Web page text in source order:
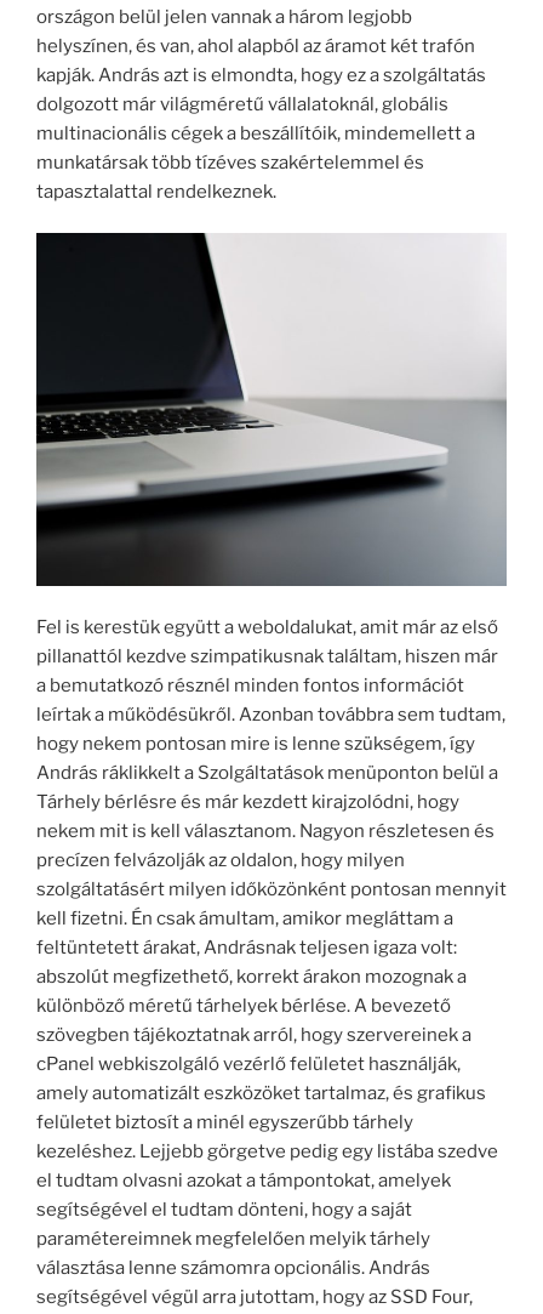
országon belül jelen vannak a három legjobb
helyszínen, és van, ahol alapból az áramot két trafón
kapják. András azt is elmondta, hogy ez a szolgáltatás
dolgozott már világméretű vállalatoknál, globális
multinacionális cégek a beszállítóik, mindemellett a
munkatársak több tízéves szakértelemmel és
tapasztalattal rendelkeznek.
Fel is kerestük együtt a weboldalukat, amit már az első
pillanattól kezdve szimpatikusnak találtam, hiszen már
a bemutatkozó résznél minden fontos információt
leírtak a működésükről. Azonban továbbra sem tudtam,
hogy nekem pontosan mire is lenne szükségem, így
András ráklikkelt a Szolgáltatások menüponton belül a
Tárhely bérlésre és már kezdett kirajzolódni, hogy
nekem mit is kell választanom. Nagyon részletesen és
precízen felvázolják az oldalon, hogy milyen
szolgáltatásért milyen időközönként pontosan mennyit
kell fizetni. Én csak ámultam, amikor megláttam a
feltüntetett árakat, Andrásnak teljesen igaza volt:
abszolút megfizethető, korrekt árakon mozognak a
különböző méretű tárhelyek bérlése. A bevezető
szövegben tájékoztatnak arról, hogy szervereinek a
cPanel webkiszolgáló vezérlő felületet használják,
amely automatizált eszközöket tartalmaz, és grafikus
felületet biztosít a minél egyszerűbb tárhely
kezeléshez. Lejjebb görgetve pedig egy listába szedve
el tudtam olvasni azokat a támpontokat, amelyek
segítségével el tudtam dönteni, hogy a saját
paramétereimnek megfelelően melyik tárhely
választása lenne számomra opcionális. András
segítségével végül arra jutottam, hogy az SSD Four,